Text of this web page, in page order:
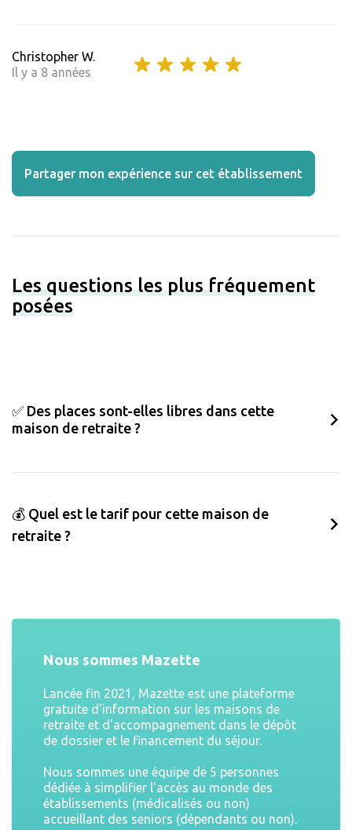
Christopher W.
Il y a 8 années
Partager mon expérience sur cet établissement
Les questions les plus fréquement
posées
✅ Des places sont-elles libres dans cette
maison de retraite ?
💰 Quel est le tarif pour cette maison de
retraite ?
Nous sommes Mazette
Lancée fin 2021, Mazette est une plateforme
gratuite d'information sur les maisons de
retraite et d'accompagnement dans le dépôt
de dossier et le financement du séjour.
Nous sommes une équipe de 5 personnes
dédiée à simplifier l'accès au monde des
établissements (médicalisés ou non)
accueillant des seniors (dépendants ou non).